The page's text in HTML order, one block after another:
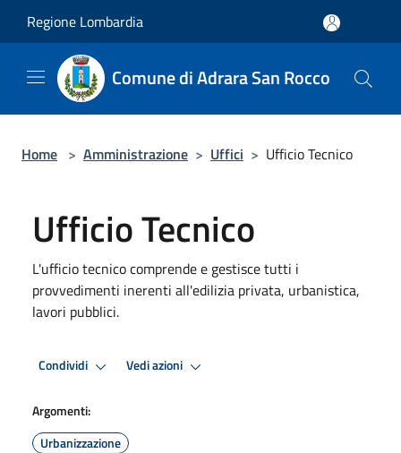
Regione Lombardia
Comune di Adrara San Rocco
Home > Amministrazione > Uffici > Ufficio Tecnico
Ufficio Tecnico
L'ufficio tecnico comprende e gestisce tutti i
provvedimenti inerenti all'edilizia privata, urbanistica,
lavori pubblici.
Condividi Vedi azioni
Argomenti:
Urbanizzazione